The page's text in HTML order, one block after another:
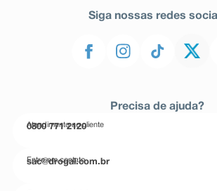
Siga nossas redes
Precisa de ajuda?
Atendimento ao cliente
0800 771 2120
Entre em contato
sac@drogal.com.br